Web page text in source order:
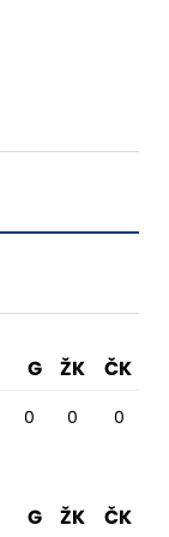
G ŽK ČK
0 0 0
G ŽK ČK